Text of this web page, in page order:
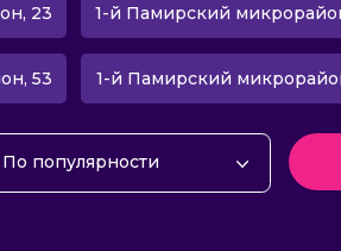
23 1-й Памирский
53 1-й Памирский
По популярности